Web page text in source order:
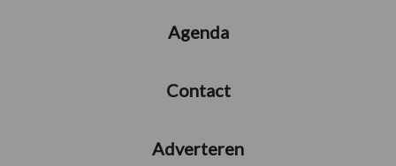
Agenda
Contact
Adverteren